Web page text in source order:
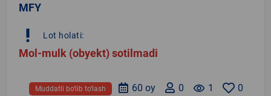
MFY
priority_high Lot holati:
Mol-mulk (obyekt) sotilmadi
0
remove_red_eye 1
0
60 oy
Muddatli bo‘lib to‘lash